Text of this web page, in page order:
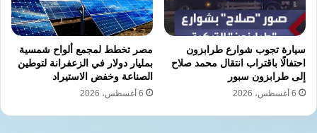
سيارة تجوب شوارع طرابزون
احتفالًا باقتراب انتقال محمد صلاح
إلى طرابزون سبور
6 أغسطس، 2026
مصر تخطط لمجمع ألواح شمسية
بمليار دولار في الزعفرانة لتوطين
الصناعة وخفض الاستيراد
6 أغسطس، 2026